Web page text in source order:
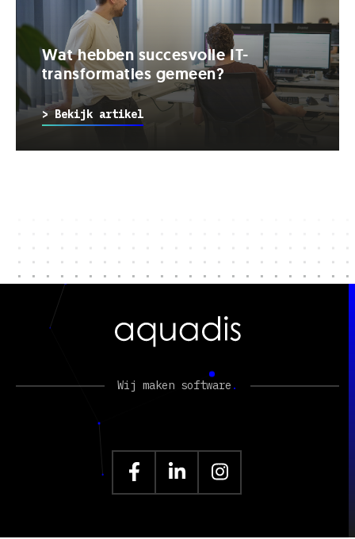
Wat hebben succesvolle IT-
transformaties gemeen?
> Bekijk artikel
Wij maken software